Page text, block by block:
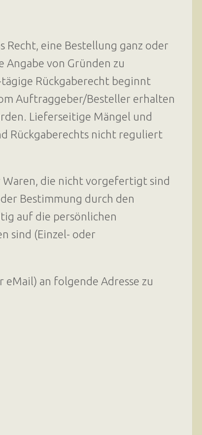
eine Bestellung ganz oder
Angabe von Gründen zu
Rückgaberecht beginnt
Auftraggeber/Besteller erhalten
Lieferseitige Mängel und
Rückgaberechts nicht reguliert
Waren, die nicht vorgefertigt sind
Bestimmung durch den
auf die persönlichen
sind (Einzel- oder
an folgende Adresse zu